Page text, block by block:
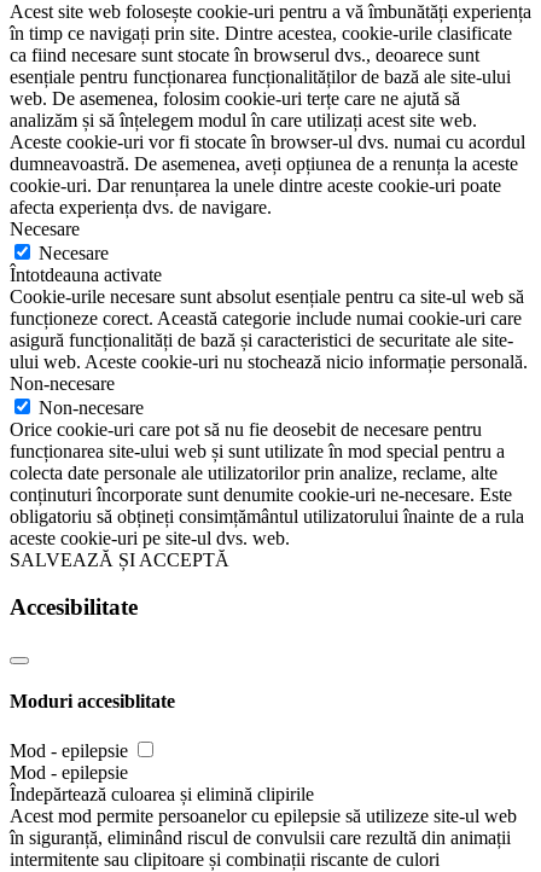
Acest site web folosește cookie-uri pentru a vă îmbunătăți experiența
în timp ce navigați prin site. Dintre acestea, cookie-urile clasificate
ca fiind necesare sunt stocate în browserul dvs., deoarece sunt
esențiale pentru funcționarea funcționalităților de bază ale site-ului
web. De asemenea, folosim cookie-uri terțe care ne ajută să
analizăm și să înțelegem modul în care utilizați acest site web.
Aceste cookie-uri vor fi stocate în browser-ul dvs. numai cu acordul
dumneavoastră. De asemenea, aveți opțiunea de a renunța la aceste
cookie-uri. Dar renunțarea la unele dintre aceste cookie-uri poate
afecta experiența dvs. de navigare.
Necesare
Necesare
Întotdeauna activate
Cookie-urile necesare sunt absolut esențiale pentru ca site-ul web să
funcționeze corect. Această categorie include numai cookie-uri care
asigură funcționalități de bază și caracteristici de securitate ale site-
ului web. Aceste cookie-uri nu stochează nicio informație personală.
Non-necesare
Non-necesare
Orice cookie-uri care pot să nu fie deosebit de necesare pentru
funcționarea site-ului web și sunt utilizate în mod special pentru a
colecta date personale ale utilizatorilor prin analize, reclame, alte
conținuturi încorporate sunt denumite cookie-uri ne-necesare. Este
obligatoriu să obțineți consimțământul utilizatorului înainte de a rula
aceste cookie-uri pe site-ul dvs. web.
SALVEAZĂ ȘI ACCEPTĂ
Accesibilitate
Moduri accesiblitate
Mod - epilepsie
Mod - epilepsie
Îndepărtează culoarea și elimină clipirile
Acest mod permite persoanelor cu epilepsie să utilizeze site-ul web
în siguranță, eliminând riscul de convulsii care rezultă din animații
intermitente sau clipitoare și combinații riscante de culori